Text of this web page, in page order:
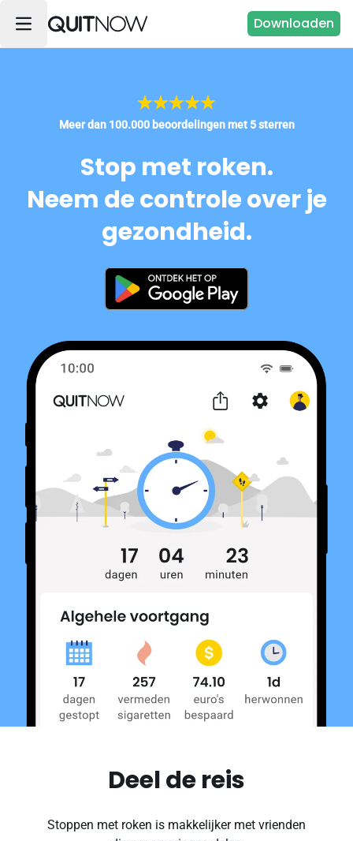
Downloaden
Meer dan 100.000 beoordelingen met 5 sterren
Stop met roken.
Neem de controle over je
gezondheid.
Deel de reis
Stoppen met roken is makkelijker met vrienden